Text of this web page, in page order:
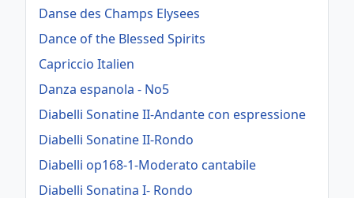
Danse des Champs Elysees
Dance of the Blessed Spirits
Capriccio Italien
Danza espanola - No5
Diabelli Sonatine II-Andante con espressione
Diabelli Sonatine II-Rondo
Diabelli op168-1-Moderato cantabile
Diabelli Sonatina I- Rondo